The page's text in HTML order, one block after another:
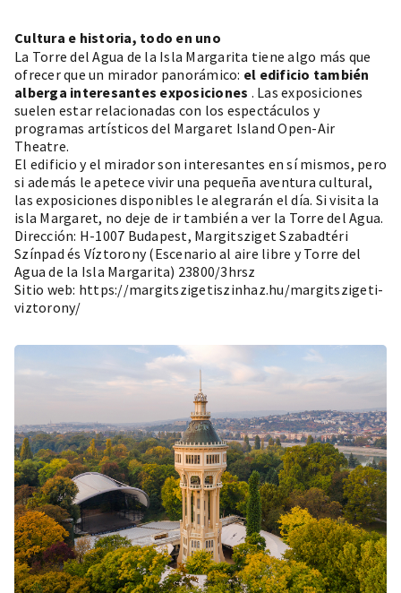
Cultura e historia, todo en uno
La Torre del Agua de la Isla Margarita tiene algo más que
ofrecer que un mirador panorámico: el edificio también
alberga interesantes exposiciones . Las exposiciones
suelen estar relacionadas con los espectáculos y
programas artísticos del Margaret Island Open-Air
Theatre.
El edificio y el mirador son interesantes en sí mismos, pero
si además le apetece vivir una pequeña aventura cultural,
las exposiciones disponibles le alegrarán el día. Si visita la
isla Margaret, no deje de ir también a ver la Torre del Agua.
Dirección: H-1007 Budapest, Margitsziget Szabadtéri
Színpad és Víztorony (Escenario al aire libre y Torre del
Agua de la Isla Margarita) 23800/3hrsz
Sitio web: https://margitszigetiszinhaz.hu/margitszigeti-
viztorony/